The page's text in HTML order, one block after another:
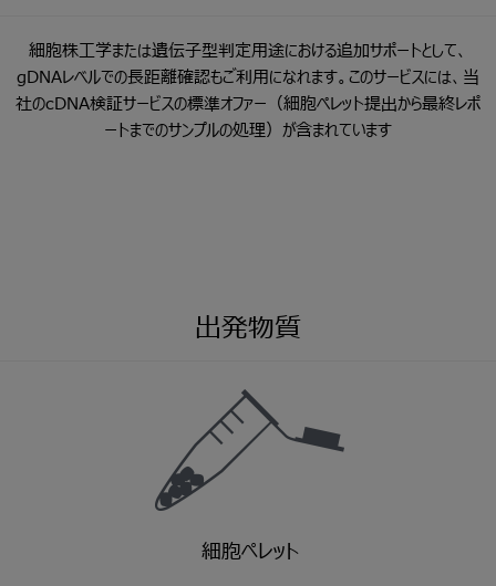
細胞株工学または遺伝子型判定用途における追加サポートとして、
gDNAレベルでの長距離確認もご利用になれます。このサービスには、当
社のcDNA検証サービスの標準オファー（細胞ペレット提出から最終レポ
ートまでのサンプルの処理）が含まれています
出発物質
細胞ペレット